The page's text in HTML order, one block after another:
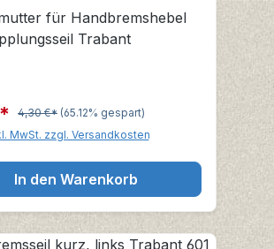
für Handbremshebel
Trabant
4,30 €* (65.12% gespart)
MwSt. zzgl. Versandkosten
In den Warenkorb